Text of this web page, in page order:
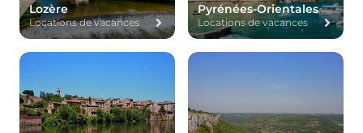
Lozère
Locations de vacances
Pyrénées-Orientales
Locations de vacances